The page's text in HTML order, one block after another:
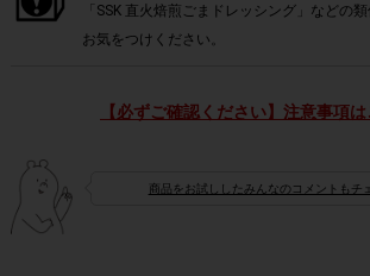
「SSK 直火焙煎ごまドレッシング」などの
お気をつけください。
【必ずご確認ください】注意事項は
商品をお試ししたみんなのコメントもチ